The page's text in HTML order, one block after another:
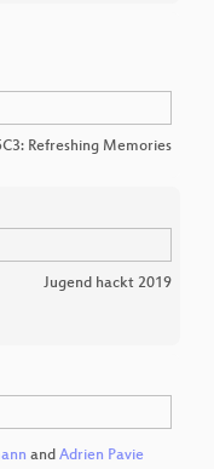
Refreshing Memories
Jugend hackt 2019
and Adrien Pavie